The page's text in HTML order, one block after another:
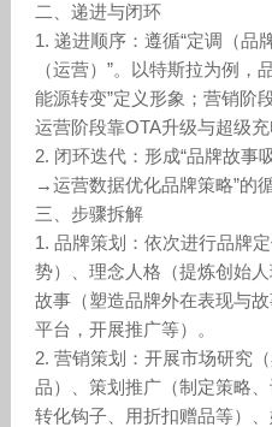
二、递进与闭环
1. 递进顺序：遵循“定调（
（运营）”。以特斯拉为例，
能源转变”定义形象；营销阶
运营阶段靠OTA升级与超级充
2. 闭环迭代：形成“品牌故
→运营数据优化品牌策略”的循
三、步骤拆解
1. 品牌策划：依次进行品牌
势）、理念人格（提炼创始
故事（塑造品牌外在表现与
平台，开展推广等）。
2. 营销策划：开展市场研究
品）、策划推广（制定策略
转化钩子、用折扣赠品等）